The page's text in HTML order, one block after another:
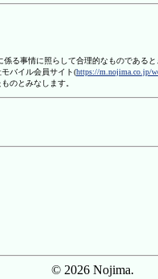
る事情に照らして合理的なものであると
バイル会員サイト(https://m.nojima.co.jp/
のとみなします。
© 2026 Nojima.